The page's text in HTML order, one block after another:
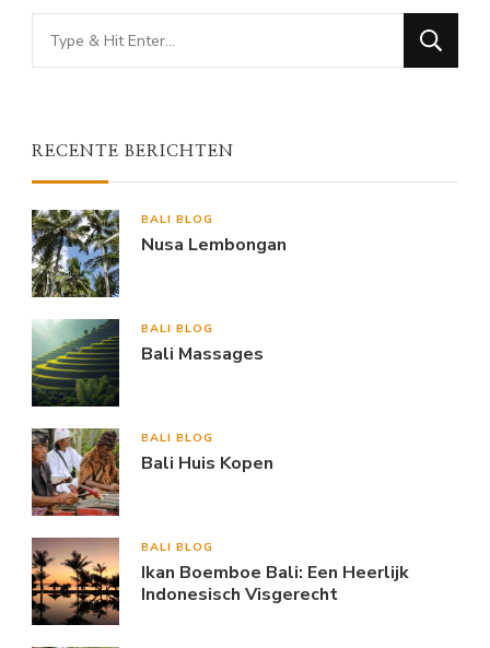
Looking
for
RECENTE BERICHTEN
BALI BLOG
Nusa Lembongan
BALI BLOG
Bali Massages
BALI BLOG
Bali Huis Kopen
BALI BLOG
Ikan Boemboe Bali: Een Heerlijk
Indonesisch Visgerecht